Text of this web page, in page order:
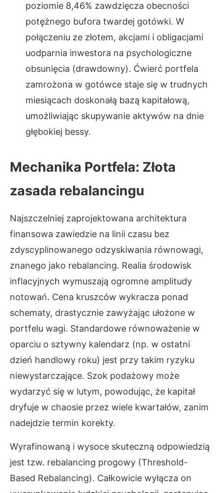
poziomie 8,46% zawdzięcza obecności
potężnego bufora twardej gotówki. W
połączeniu ze złotem, akcjami i obligacjami
uodparnia inwestora na psychologiczne
obsunięcia (drawdowny). Ćwierć portfela
zamrożona w gotówce staje się w trudnych
miesiącach doskonałą bazą kapitałową,
umożliwiając skupywanie aktywów na dnie
głębokiej bessy.
Mechanika Portfela: Złota
zasada rebalancingu
Najszczelniej zaprojektowana architektura
finansowa zawiedzie na linii czasu bez
zdyscyplinowanego odzyskiwania równowagi,
znanego jako rebalancing. Realia środowisk
inflacyjnych wymuszają ogromne amplitudy
notowań. Cena kruszców wykracza ponad
schematy, drastycznie zawyżając ułożone w
portfelu wagi. Standardowe równoważenie w
oparciu o sztywny kalendarz (np. w ostatni
dzień handlowy roku) jest przy takim ryzyku
niewystarczające. Szok podażowy może
wydarzyć się w lutym, powodując, że kapitał
dryfuje w chaosie przez wiele kwartałów, zanim
nadejdzie termin korekty.
Wyrafinowaną i wysoce skuteczną odpowiedzią
jest tzw. rebalancing progowy (Threshold-
Based Rebalancing). Całkowicie wyłącza on